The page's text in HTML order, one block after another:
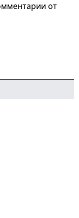
от